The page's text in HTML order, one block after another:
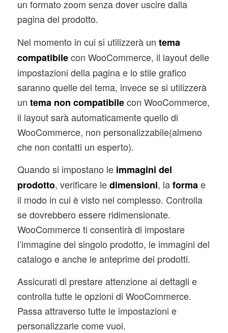
un formato zoom senza dover uscire dalla
pagina del prodotto.
Nel momento in cui si utilizzerà un tema
compatibilecon WooCommerce, il layout delle
impostazioni della pagina e lo stile grafico
saranno quelle del tema, invece se si utilizzerà
un tema non compatibilecon WooCommerce,
il layout sarà automaticamente quello di
WooCommerce, non personalizzabile(almeno
che non contatti un esperto).
Quando si impostano le immagini del
prodotto, verificare ledimensioni, laforma e
il modo in cui è visto nel complesso. Controlla
se dovrebbero essere ridimensionate.
WooCommerce ti consentirà di impostare
l’immagine del singolo prodotto, le immagini del
catalogo e anche le anteprime dei prodotti.
Assicurati di prestare attenzione ai dettagli e
controlla tutte le opzioni di WooCommerce.
Passa attraverso tutte le impostazioni e
personalizzarle come vuoi.